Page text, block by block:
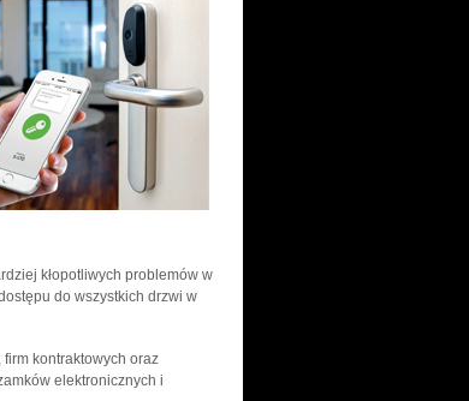
kłopotliwych problemów w
do wszystkich drzwi w
kontraktowych oraz
elektronicznych i